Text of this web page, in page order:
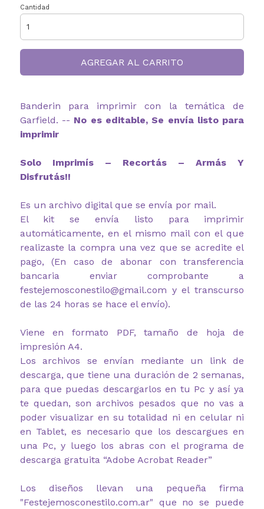
Cantidad
AGREGAR AL CARRITO
Banderin para imprimir con la temática de
Garfield. -- No es editable, Se envía listo para
imprimir
Solo Imprimís – Recortás – Armás Y
Disfrutás!!
Es un archivo digital que se envía por mail.
El kit se envía listo para imprimir
automáticamente, en el mismo mail con el que
realizaste la compra una vez que se acredite el
pago, (En caso de abonar con transferencia
bancaria enviar comprobante a
festejemosconestilo@gmail.com y el transcurso
de las 24 horas se hace el envío).
Viene en formato PDF, tamaño de hoja de
impresión A4.
Los archivos se envían mediante un link de
descarga, que tiene una duración de 2 semanas,
para que puedas descargarlos en tu Pc y así ya
te quedan, son archivos pesados que no vas a
poder visualizar en su totalidad ni en celular ni
en Tablet, es necesario que los descargues en
una Pc, y luego los abras con el programa de
descarga gratuita “Adobe Acrobat Reader”
Los diseños llevan una pequeña firma
"Festejemosconestilo.com.ar" que no se puede